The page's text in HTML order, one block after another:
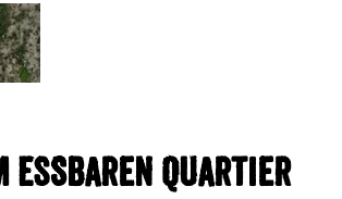
Essbaren Quartier